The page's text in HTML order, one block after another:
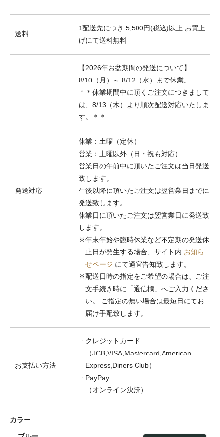
送料
1配送先につき 5,500円(税込)以上 お買上
げにて送料無料
発送対応
【2026年お盆期間の発送について】
8/10（月）～ 8/12（水）まで休業。
＊＊休業期間中に頂くご注文につきまして
は、8/13（木）より順次配送対応いたしま
す。＊＊
休業：土曜（定休）
営業：土曜以外（日・祝も対応）
営業日の午前中に頂いたご注文は当日発送
致します。
午後以降に頂いたご注文は翌営業日までに
発送致します。
休業日に頂いたご注文は翌営業日に発送致
します。
※年末年始や臨時休業など不定期の発送休
止日が発生する場合、サイト内 お知ら
せページ にて適宜告知致します。
※配送日時の指定をご希望の場合は、ご注
文手続き時に「通信欄」へご入力くださ
い。 ご指定の無い場合は最短日にてお
届け手配致します。
お支払い方法
・クレジットカード
（JCB,VISA,Mastercard,American
Express,Diners Club）
・PayPay
（オンライン決済）
カラー